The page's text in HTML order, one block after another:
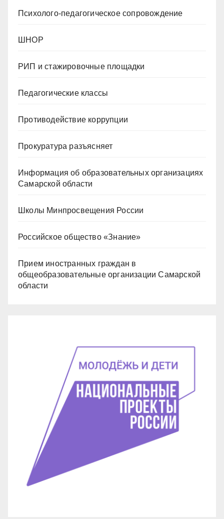
Психолого-педагогическое сопровождение
ШНОР
РИП и стажировочные площадки
Педагогические классы
Противодействие коррупции
Прокуратура разъясняет
Информация об образовательных организациях
Самарской области
Школы Минпросвещения России
Российское общество «Знание»
Прием иностранных граждан в
общеобразовательные организации Самарской
области